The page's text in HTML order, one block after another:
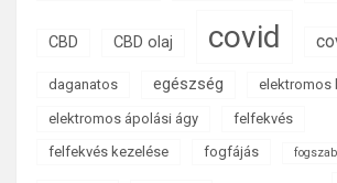
CBD CBD olaj covid
daganatos egészség elektromos
elektromos ápolási ágy
felfekvés
felfekvés kezelése
fogfájás